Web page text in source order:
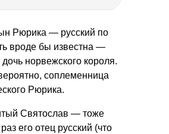
Рюрика — русский по
вроде бы известна —
норвежского короля.
соплеменница
Рюрика.
Святослав — тоже
его отец русский (что